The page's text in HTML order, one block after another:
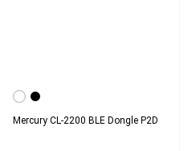
Mercury CL-2200 BLE Dongle P2D